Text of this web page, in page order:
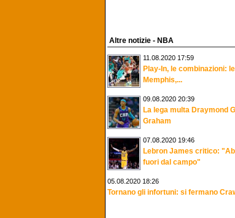
Altre notizie - NBA
11.08.2020 17:59
Play-In, le combinazioni:
Memphis,...
09.08.2020 20:39
La lega multa Draymond
Graham
07.08.2020 19:46
Lebron James critico:
fuori dal campo"
05.08.2020 18:26
Tornano gli infortuni: si fermano